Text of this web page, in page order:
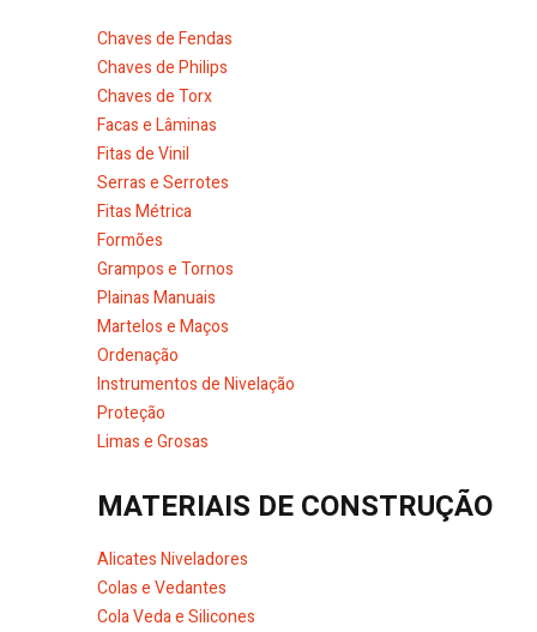
Chaves de Fendas
Chaves de Philips
Chaves de Torx
Facas e Lâminas
Fitas de Vinil
Serras e Serrotes
Fitas Métrica
Formões
Grampos e Tornos
Plainas Manuais
Martelos e Maços
Ordenação
Instrumentos de Nivelação
Proteção
Limas e Grosas
MATERIAIS DE CONSTRUÇÃO
Alicates Niveladores
Colas e Vedantes
Cola Veda e Silicones